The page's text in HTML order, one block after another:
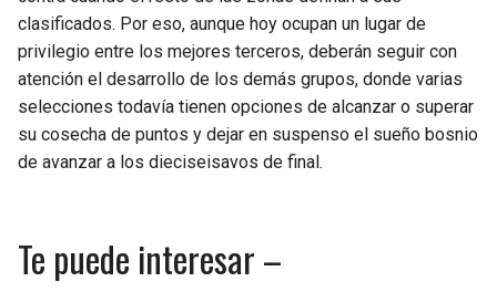
clasificados. Por eso, aunque hoy ocupan un lugar de
privilegio entre los mejores terceros, deberán seguir con
atención el desarrollo de los demás grupos, donde varias
selecciones todavía tienen opciones de alcanzar o superar
su cosecha de puntos y dejar en suspenso el sueño bosnio
de avanzar a los dieciseisavos de final.
Te puede interesar –